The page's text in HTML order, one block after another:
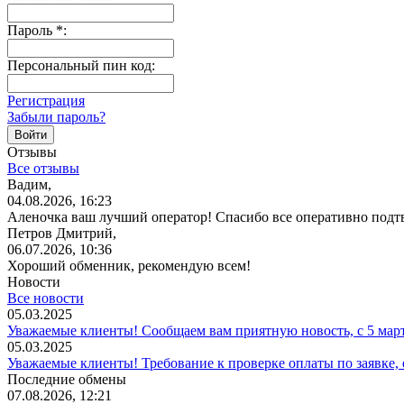
Пароль *:
Персональный пин код:
Регистрация
Забыли пароль?
Отзывы
Все отзывы
Вадим,
04.08.2026, 16:23
Аленочка ваш лучший оператор! Спасибо все оперативно
Петров Дмитрий,
06.07.2026, 10:36
Хороший обменник, рекомендую всем!
Новости
Все новости
05.03.2025
Уважаемые клиенты! Сообщаем вам приятную новость, с 5
05.03.2025
Уважаемые клиенты! Требование к проверке оплаты по
Последние обмены
07.08.2026, 12:21